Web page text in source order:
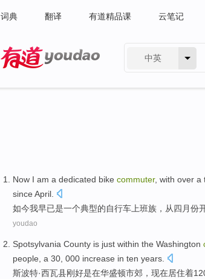
词典 翻译 有道精品课 云笔记
中英
Now I am a dedicated bike commuter, with over a
since April
如今我早已是一个典型的自行车 上班族 ， 从四月份
youdao
Spotsylvania County is just within the Washington
people , a 30, 000 increase in ten years
斯波特·西瓦县刚好是在华盛顿市郊 ， 现在居住着